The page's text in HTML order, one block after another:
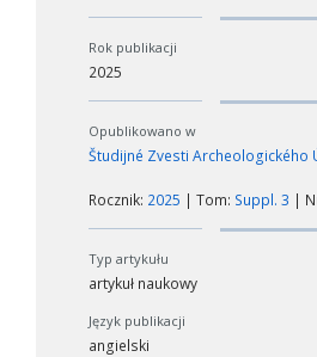
Rok publikacji
2025
Opublikowano w
Študijné Zvesti Archeologického
Rocznik: 2025 | Tom: Suppl. 3 |
Typ artykułu
artykuł naukowy
Język publikacji
angielski